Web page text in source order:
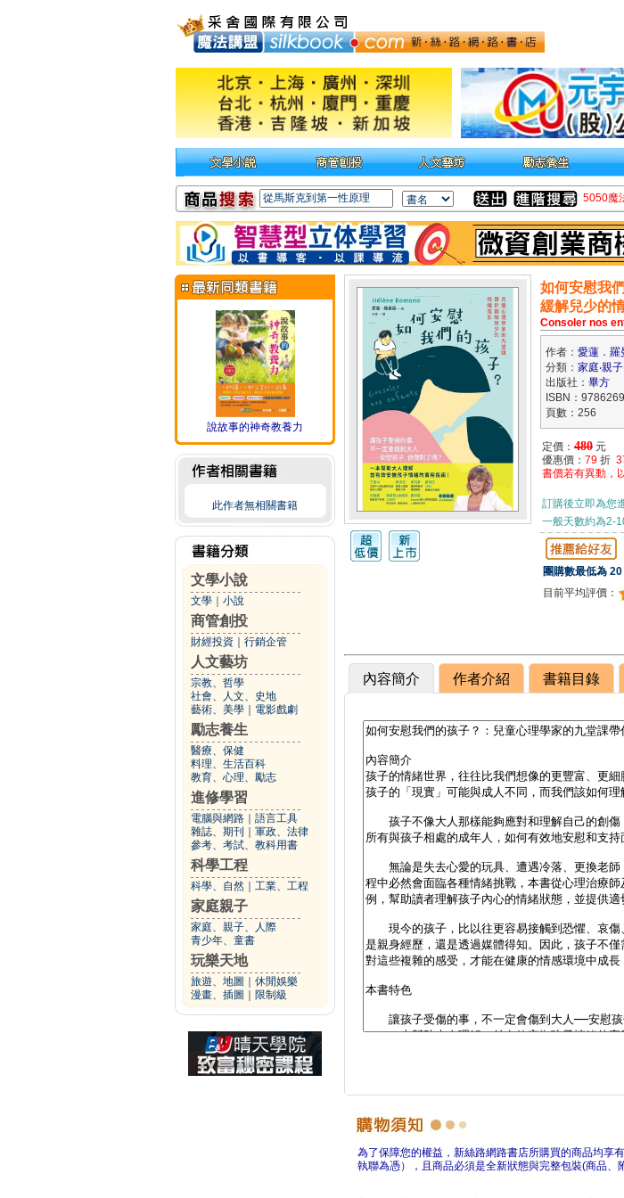
5050魔
說故事的神奇教養力
此作者無相關書籍
文學小說
文學 小說
商管創投
財經投資 行銷企管
人文藝坊
宗教、哲學
社會、人文、史地
藝術、美學
電影戲劇
勵志養生
醫療、保健
料理、生活百科
教育、心理、勵志
進修學習
電腦與網路
語言工具
雜誌、期刊
軍政、法律
參考、考試、教科用書
科學工程
科學、自然 工業、工程
家庭親子
家庭、親子、人際
青少年、童書
玩樂天地
旅遊、地圖
休閒娛樂
漫畫、插圖
限制級
如何安慰我
緩解兒少的
Consoler nos
作者： 愛蓮．羅
分類： 家庭‧親
出版社： 畢方
ISBN：
頁數：256
定價： 480 元
優惠價： 79 折
書價若有異動，
訂購後立即為您
一般天數約為2-
團購數最低為
目前平均評價：
內容簡介 作者介紹 書籍目錄
為了保障您的權益，新絲路網路書店所購買的商品均享
執聯為憑），且商品必須是全新狀態與完整包裝(商品、